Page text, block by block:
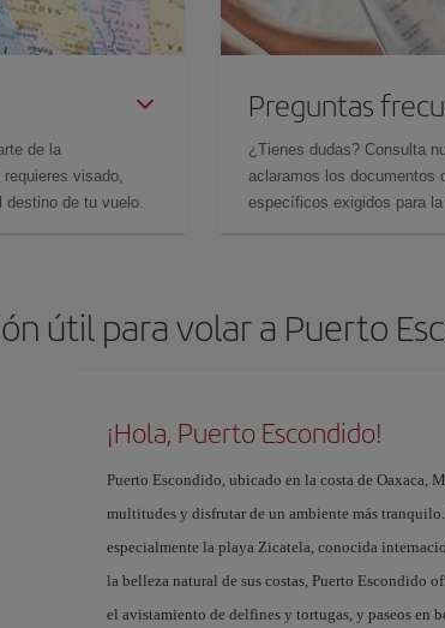
de la
visado,
destino de tu vuelo.
Preguntas
¿Tienes dudas? Consulta
aclaramos los documentos
específicos exigidos para
útil para volar a Puerto
¡Hola, Puerto Escondido!
Puerto Escondido, ubicado en la costa de Oaxaca,
multitudes y disfrutar de un ambiente más
especialmente la playa Zicatela, conocida
la belleza natural de sus costas, Puerto Escondido
el avistamiento de delfines y tortugas, y paseos en